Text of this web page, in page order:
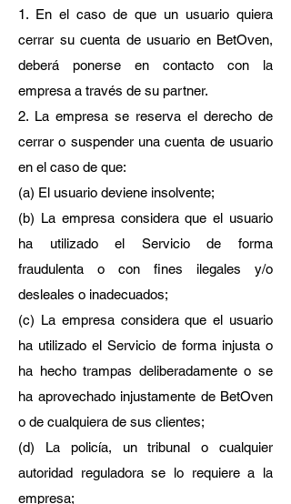
1. En el caso de que un usuario quiera
cerrar su cuenta de usuario en BetOven,
deberá ponerse en contacto con la
empresa a través de su partner.
2. La empresa se reserva el derecho de
cerrar o suspender una cuenta de usuario
en el caso de que:
(a) El usuario deviene insolvente;
(b) La empresa considera que el usuario
ha utilizado el Servicio de forma
fraudulenta o con fines ilegales y/o
desleales o inadecuados;
(c) La empresa considera que el usuario
ha utilizado el Servicio de forma injusta o
ha hecho trampas deliberadamente o se
ha aprovechado injustamente de BetOven
o de cualquiera de sus clientes;
(d) La policía, un tribunal o cualquier
autoridad reguladora se lo requiere a la
empresa;